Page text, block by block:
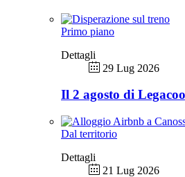
Primo piano
Dettagli
29 Lug 2026
Il 2 agosto di
Dal territorio
Dettagli
21 Lug 2026